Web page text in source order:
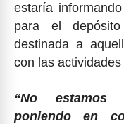
estaría
para el
destinada a
con las
“No estamos
poniendo en